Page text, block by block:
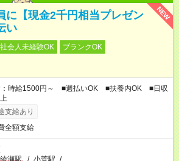
NEW
に【現金2千円相当プレゼン
い
社会人未経験OK
ブランクOK
：時給1500円～ ■週払いOK ■扶養内OK ■日収
支給あり
全額支給
綾瀬駅 / 小菅駅 / …